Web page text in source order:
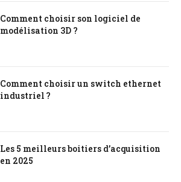
Comment choisir son logiciel de
modélisation 3D ?
Comment choisir un switch ethernet
industriel ?
Les 5 meilleurs boitiers d’acquisition
en 2025